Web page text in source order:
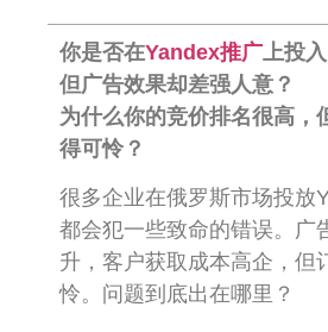
你是否在Yandex推广上投
但广告效果却差强人意？
为什么你的竞价排名很高，
得可怜？
很多企业在俄罗斯市场投放
都会犯一些致命的错误。广
升，客户获取成本高企，但
怜。问题到底出在哪里？